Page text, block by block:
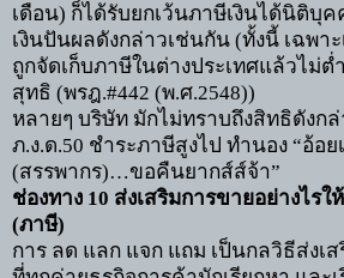
เดือน) ก็ได้รับยกเว้นภาษีเงินได้นิติบุ
เงินปันผลดังกล่าวเช่นกัน (ทั้งนี้ เฉพา
ถูกจัดเก็บภาษีในต่างประเทศแล้วไม่ต่
สุทธิ (พรฎ.#442 (พ.ศ.2548))
หลายๆ บริษัท มักไม่ทราบถึงสิทธิดังก
ภ.ง.ด.50 ชำระภาษีสูงไป ทำนอง “อ้อย
(สรรพากร)…ขอคืนยากส์ส์จ้า”
ช่องทาง 10 ส่งเสริมการขายอย่างไรใ
(ภาษี)
การ ลด แลก แจก แถม เป็นกลวิธีส่งเ